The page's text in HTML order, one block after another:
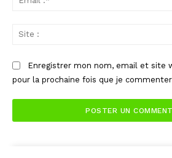
Enregistrer mon nom, email et site
pour la prochaine fois que je